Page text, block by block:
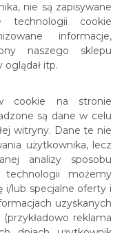
nie są zapisywane
cookie
informacje,
naszego sklepu
itp.
cookie na stronie
są dane w celu
witryny. Dane te nie
użytkownika, lecz
analizy sposobu
możemy
i/lub specjalne oferty i
uzyskanych
reklama